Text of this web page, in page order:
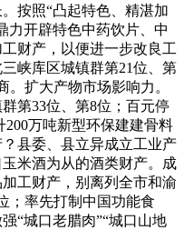
按照“凸起特色、精湛加
力开辟特色中药饮片、中
财产，以便进一步改良工
峡库区城镇群第21位、第
。扩大产物市场影响力。
第33位、第8位；百元停
200万吨新型环保建建骨料
县委、县立异成立工业产
米酒为从的酒类财产。成
工财产，别离列全市和渝
；率先打制中国功能食
“城口老腊肉”“城口山地